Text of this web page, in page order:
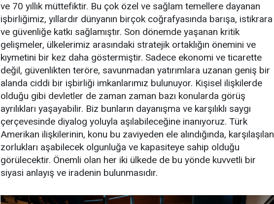
ve 70 yıllık müttefiktir. Bu çok özel ve sağlam temellere dayanan
işbirliğimiz, yıllardır dünyanın birçok coğrafyasında barışa, istikrara
ve güvenliğe katkı sağlamıştır. Son dönemde yaşanan kritik
gelişmeler, ülkelerimiz arasındaki stratejik ortaklığın önemini ve
kıymetini bir kez daha göstermiştir. Sadece ekonomi ve ticarette
değil, güvenlikten teröre, savunmadan yatırımlara uzanan geniş bir
alanda ciddi bir işbirliği imkanlarımız bulunuyor. Kişisel ilişkilerde
olduğu gibi devletler de zaman zaman bazı konularda görüş
ayrılıkları yaşayabilir. Biz bunların dayanışma ve karşılıklı saygı
çerçevesinde diyalog yoluyla aşılabileceğine inanıyoruz. Türk
Amerikan ilişkilerinin, konu bu zaviyeden ele alındığında, karşılaşılan
zorlukları aşabilecek olgunluğa ve kapasiteye sahip olduğu
görülecektir. Önemli olan her iki ülkede de bu yönde kuvvetli bir
siyasi anlayış ve iradenin bulunmasıdır.